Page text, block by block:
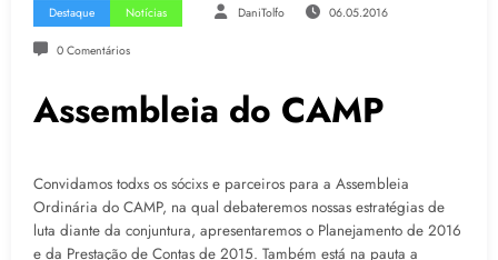
Destaque Notícias DaniTolfo 06.05.2016
0 Comentários
Assembleia do CAMP
Convidamos todxs os sócixs e parceiros para a Assembleia
Ordinária do CAMP, na qual debateremos nossas estratégias de
luta diante da conjuntura, apresentaremos o Planejamento de 2016
e da Prestação de Contas de 2015. Também está na pauta a